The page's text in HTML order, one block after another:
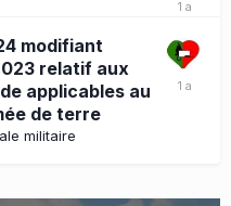
modifiant
relatif aux
applicables au
de terre
militaire